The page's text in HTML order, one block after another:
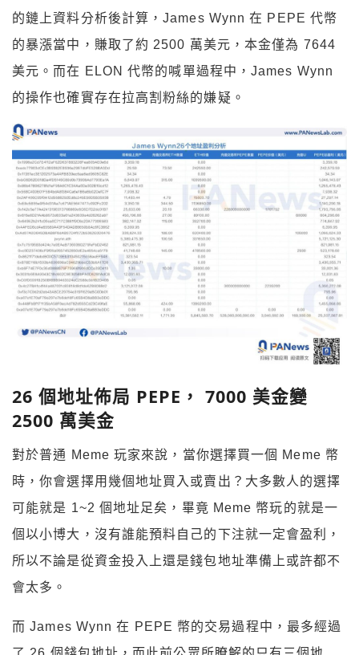
的鏈上資料分析後計算，James Wynn 在 PEPE 代幣
的暴漲當中，賺取了約 2500 萬美元，本金僅為 7644
美元。而在 ELON 代幣的喊單過程中，James Wynn
的操作也確實存在拉高割粉絲的嫌疑。
26 個地址佈局 PEPE， 7000 美金變
2500 萬美金
對於普通 Meme 玩家來說，當你選擇買一個 Meme 幣
時，你會選擇用幾個地址買入或賣出？大多數人的選擇
可能就是 1~2 個地址足矣，畢竟 Meme 幣玩的就是一
個以小博大，沒有誰能預料自己的下注就一定會盈利，
所以不論是從資金投入上還是錢包地址準備上或許都不
會太多。
而 James Wynn 在 PEPE 幣的交易過程中，最多經過